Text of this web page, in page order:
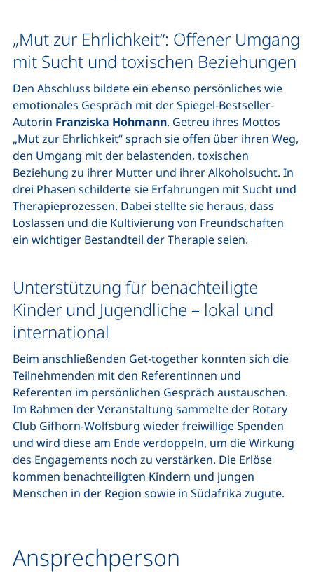
„Mut zur Ehrlichkeit“: Offener Umgang
mit Sucht und toxischen Beziehungen
Den Abschluss bildete ein ebenso persönliches wie
emotionales Gespräch mit der Spiegel-Bestseller-
Autorin Franziska Hohmann. Getreu ihres Mottos
„Mut zur Ehrlichkeit“ sprach sie offen über ihren Weg,
den Umgang mit der belastenden, toxischen
Beziehung zu ihrer Mutter und ihrer Alkoholsucht. In
drei Phasen schilderte sie Erfahrungen mit Sucht und
Therapieprozessen. Dabei stellte sie heraus, dass
Loslassen und die Kultivierung von Freundschaften
ein wichtiger Bestandteil der Therapie seien.
Unterstützung für benachteiligte
Kinder und Jugendliche – lokal und
international
Beim anschließenden Get-together konnten sich die
Teilnehmenden mit den Referentinnen und
Referenten im persönlichen Gespräch austauschen.
Im Rahmen der Veranstaltung sammelte der Rotary
Club Gifhorn-Wolfsburg wieder freiwillige Spenden
und wird diese am Ende verdoppeln, um die Wirkung
des Engagements noch zu verstärken. Die Erlöse
kommen benachteiligten Kindern und jungen
Menschen in der Region sowie in Südafrika zugute.
Ansprechperson